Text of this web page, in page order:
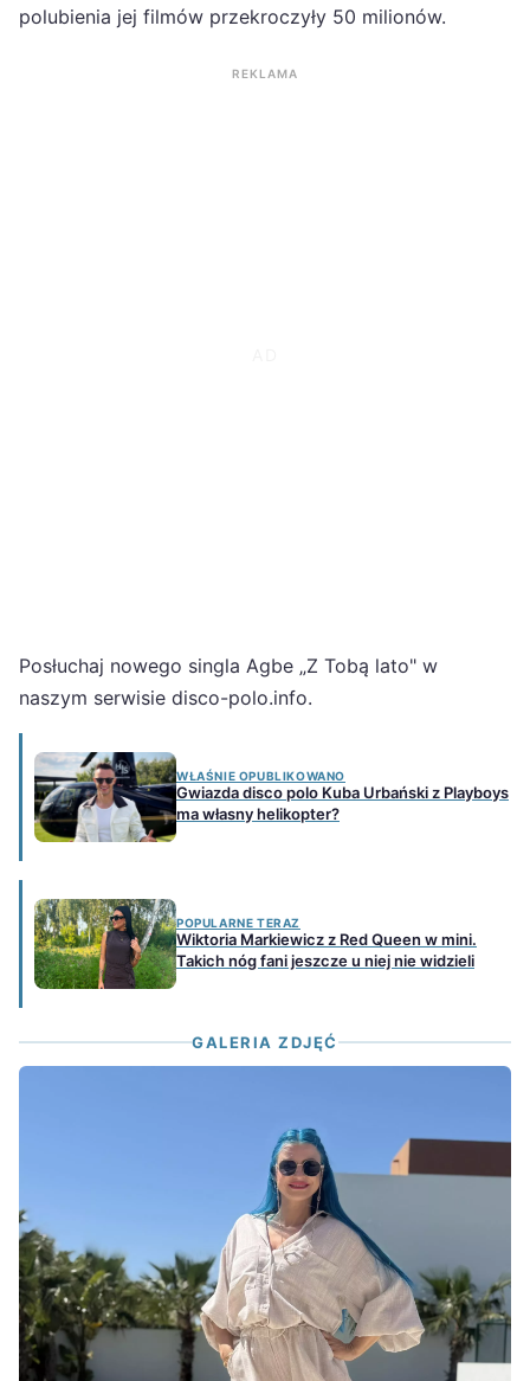
polubienia jej filmów przekroczyły 50 milionów.
REKLAMA
Posłuchaj nowego singla Agbe „Z Tobą lato" w
naszym serwisie disco-polo.info.
WŁAŚNIE OPUBLIKOWANO
Gwiazda disco polo Kuba Urbański z Playboys
ma własny helikopter?
POPULARNE TERAZ
Wiktoria Markiewicz z Red Queen w mini.
Takich nóg fani jeszcze u niej nie widzieli
GALERIA ZDJĘĆ